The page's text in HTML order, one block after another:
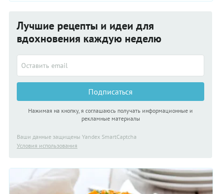
Лучшие рецепты и идеи для
вдохновения каждую неделю
Подписаться
Нажимая на кнопку, я соглашаюсь получать информационные и
рекламные материалы
Ваши данные защищены Yandex SmartCaptcha
Условия использования